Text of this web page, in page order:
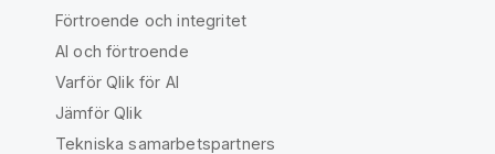
Förtroende och integritet
AI och förtroende
Varför Qlik för AI
Jämför Qlik
Tekniska samarbetspartners